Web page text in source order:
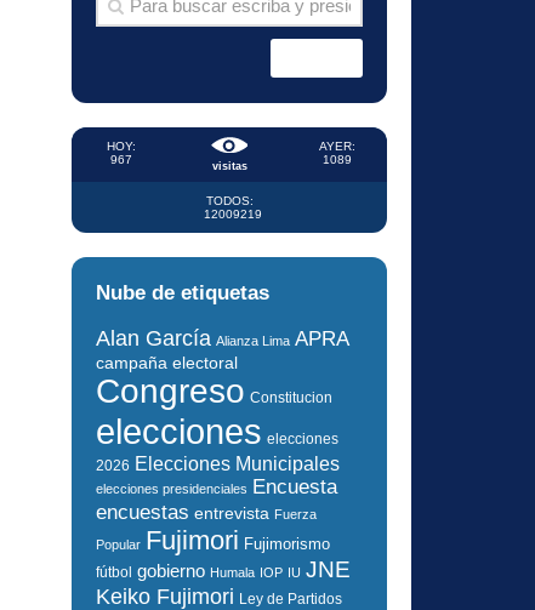
visitas
HOY:
967
AYER:
1089
TODOS:
12009219
Nube de etiquetas
Alan García Alianza Lima APRA
campaña electoral
Congreso Constitucion
elecciones elecciones
2026 Elecciones Municipales
elecciones presidenciales Encuesta
encuestas entrevista Fuerza
Popular Fujimori Fujimorismo
fútbol gobierno Humala IOP IU JNE
Keiko Fujimori Ley de Partidos